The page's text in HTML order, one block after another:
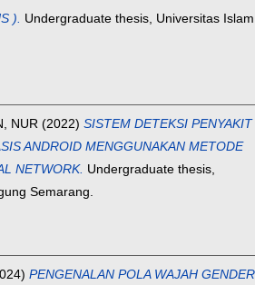
). Undergraduate thesis, Universitas Islam
NUR (2022) SISTEM DETEKSI PENYAKIT
ANDROID MENGGUNAKAN METODE
NETWORK. Undergraduate thesis,
Semarang.
PENGENALAN POLA WAJAH GENDER